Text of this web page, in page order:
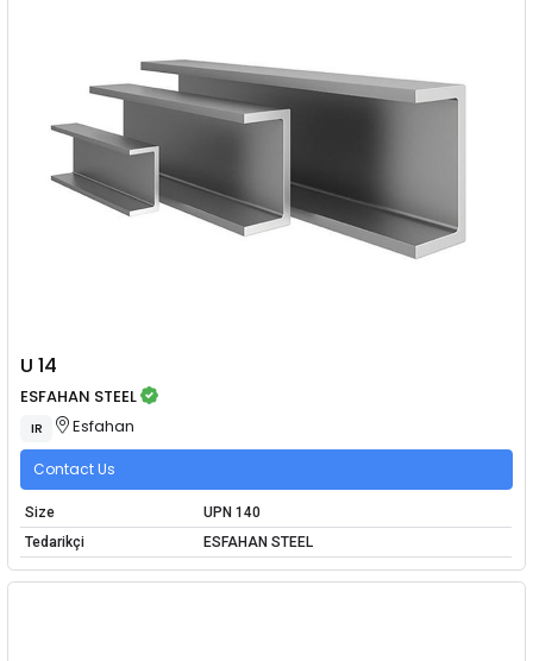
U 14
ESFAHAN STEEL
IR Esfahan
Contact Us
Size
UPN 140
Tedarikçi
ESFAHAN STEEL